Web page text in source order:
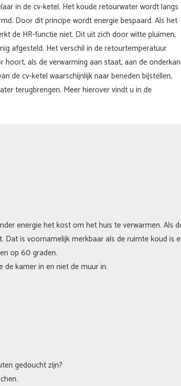
in de cv-ketel. Het koude retourwater wordt langs
Door dit principe wordt energie bespaard. Als het
de HR-functie niet. Dit uit zich door witte pluimen,
afgesteld. Het verschil in de retourtemperatuur
als de verwarming aan staat, aan de
de cv-ketel waarschijnlijk naar beneden bijstellen,
terugbrengen. Meer hierover vindt u in de
energie het kost om het huis te verwarmen. Als
is voornamelijk merkbaar als de ruimte koud is
op 60 graden.
kamer in en niet de muur in.
gedoucht zijn?